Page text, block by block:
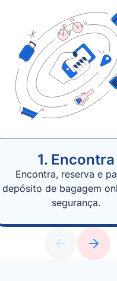
1. Encontra
Encontra, reserva e
depósito de bagagem
segurança.